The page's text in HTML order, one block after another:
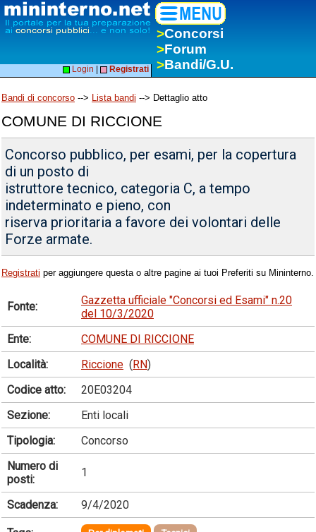
>Concorsi
>Forum
>Bandi/G.U.
Login Registrati
Bandi di concorso --> Lista bandi --> Dettaglio atto
COMUNE DI RICCIONE
Concorso pubblico, per esami, per la copertura
di un posto di
istruttore tecnico, categoria C, a tempo
indeterminato e pieno, con
riserva prioritaria a favore dei volontari delle
Forze armate.
Registrati per aggiungere questa o altre pagine ai tuoi Preferiti su Mininterno.
Fonte:
Gazzetta ufficiale "Concorsi ed Esami" n.20
del 10/3/2020
Ente:
COMUNE DI RICCIONE
Località:
Riccione (RN)
Codice atto:
20E03204
Sezione:
Enti locali
Tipologia:
Concorso
Numero di
posti:
1
Scadenza: 9/4/2020